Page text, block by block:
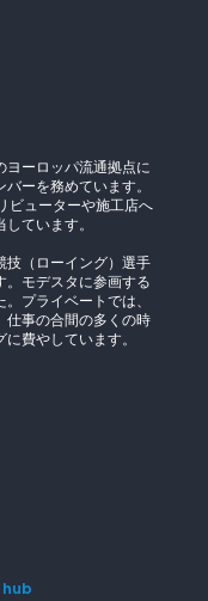
ヨーロッパ流通拠点に
ーを務めています。
ビューターや施工店へ
ています。
技（ローイング）選手
。モデスタに参画する
プライベートでは、
仕事の合間の多くの時
費やしています。